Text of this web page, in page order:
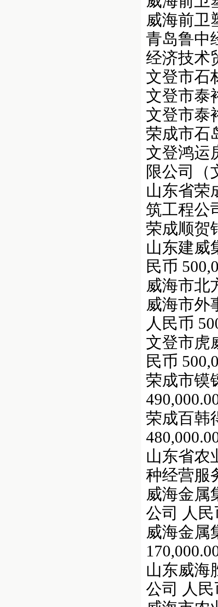
威海前卫
青岛鲁中
经济技术
文登市石
文登市泰
文登市泰
荣成市石
文登鸿运
限公司（
山东省荣
筑工程公
荣成顺贺
山东建威
民币
威海市北
威海市外
人民币
文登市虎
民币
荣成市镆
荣成百韩
山东省农
种经营服
威海金属
公司 人民
威海金属
山东威海
公司 人民